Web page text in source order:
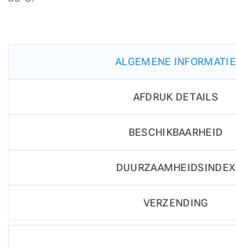
ALGEMENE INFORMATIE
AFDRUK DETAILS
BESCHIKBAARHEID
DUURZAAMHEIDSINDEX
VERZENDING